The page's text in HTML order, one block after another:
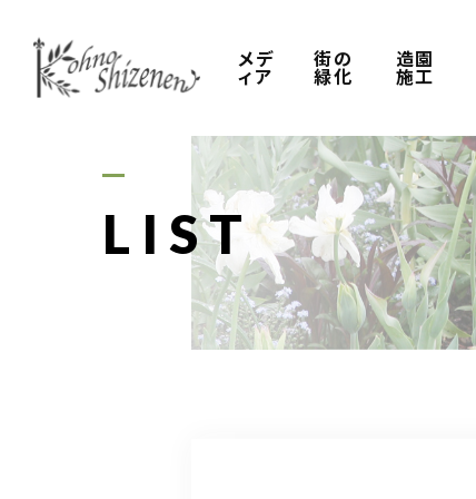
メデ
ィア
街の
緑化
造園
施工
LIST